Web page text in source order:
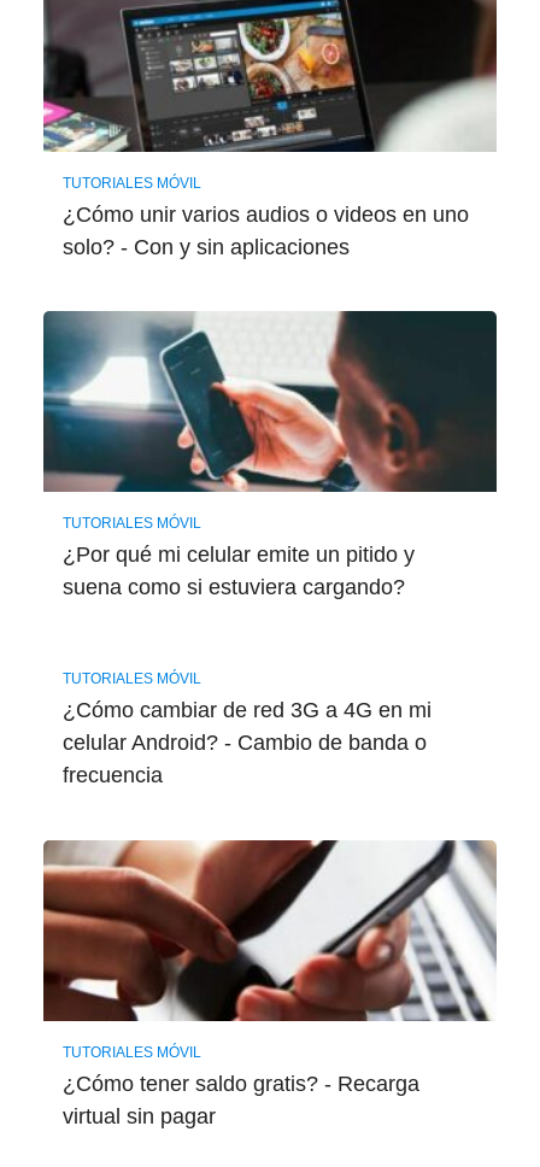
TUTORIALES MÓVIL
¿Cómo unir varios audios o videos en uno
solo? - Con y sin aplicaciones
TUTORIALES MÓVIL
¿Por qué mi celular emite un pitido y
suena como si estuviera cargando?
TUTORIALES MÓVIL
¿Cómo cambiar de red 3G a 4G en mi
celular Android? - Cambio de banda o
frecuencia
TUTORIALES MÓVIL
¿Cómo tener saldo gratis? - Recarga
virtual sin pagar